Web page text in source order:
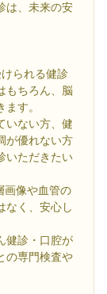
は、未来の安
られる健診
もちろん、脳
す。
いない方、健
が優れない方
いただきたい
画像や血管の
なく、安心し
健診・口腔が
の専門検査や